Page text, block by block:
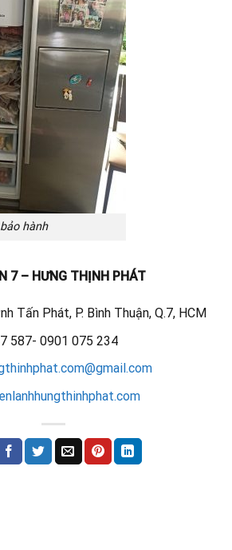
hành
7 – HƯNG THỊNH PHÁT
Tấn Phát, P. Bình Thuận, Q.7, HCM
587- 0901 075 234